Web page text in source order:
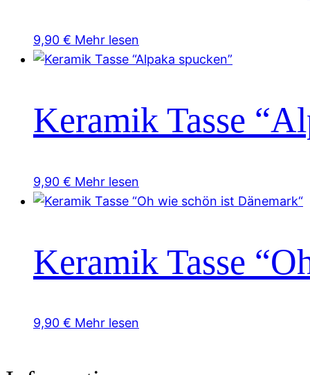
9,90 € Mehr lesen
Keramik Tasse
9,90 € Mehr lesen
Keramik Tasse
9,90 € Mehr lesen